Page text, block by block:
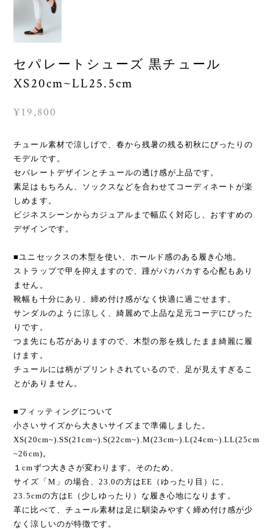
セパレートシューズ 黒チュール
XS20cm~LL25.5cm
¥19,800
チュール素材で涼しげで、春から残暑の残る初秋にぴったりの
モデルです。
セパレートデザインとチュールの透け感が上品です。
素足はもちろん、ソックスなどを合わせてコーディネートが楽
しめます。
ビジネスシーンからカジュアルまで幅広く対応し、おすすめの
デザインです。
■ユニセックスの木型を使い、ホールド感のある履き心地。
ストラップで甲を抑えますので、踵がパカパカする心配もあり
ません。
靴幅も十分にあり、締め付け感がなく快適に過ごせます。
サンダルのように涼しく、綺麗めで上品な足元コーデにぴった
りです。
つま先にも芯がありますので、木型の形を残したまま綺麗に履
けます。
チュールには柄がプリントされているので、足が見えすぎるこ
とがありません。
■フィッティングについて
小さいサイズから大きいサイズまで準備しました。
XS(20cm~).SS(21cm~).S(22cm~).M(23cm~).L(24cm~).LL(25cm
~26cm)。
１cmずつ大きさが変わります。そのため、
サイズ「M」の場合、23.0の方はEE（ゆったり目）に、
23.5cmの方はE（少しゆったり）な履き心地になります。
革に比べて、チュール素材は足に馴染みやすく締め付け感が少
なく涼しいのが特徴です。